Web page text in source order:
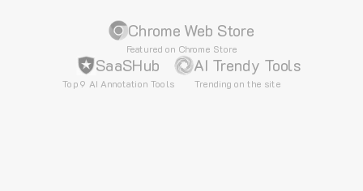
Chrome Web Store
Featured on Chrome Store
SaaSHub
Top 9 AI Annotation Tools
AI Trendy Tools
Trending on the site